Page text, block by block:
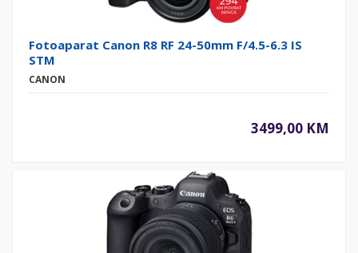
Fotoaparat Canon R8 RF 24-50mm F/4.5-6.3 IS
STM
CANON
3499,00 KM